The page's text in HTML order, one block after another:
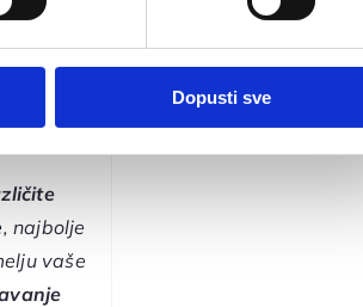
Dopusti sve
, najbolje
vaše